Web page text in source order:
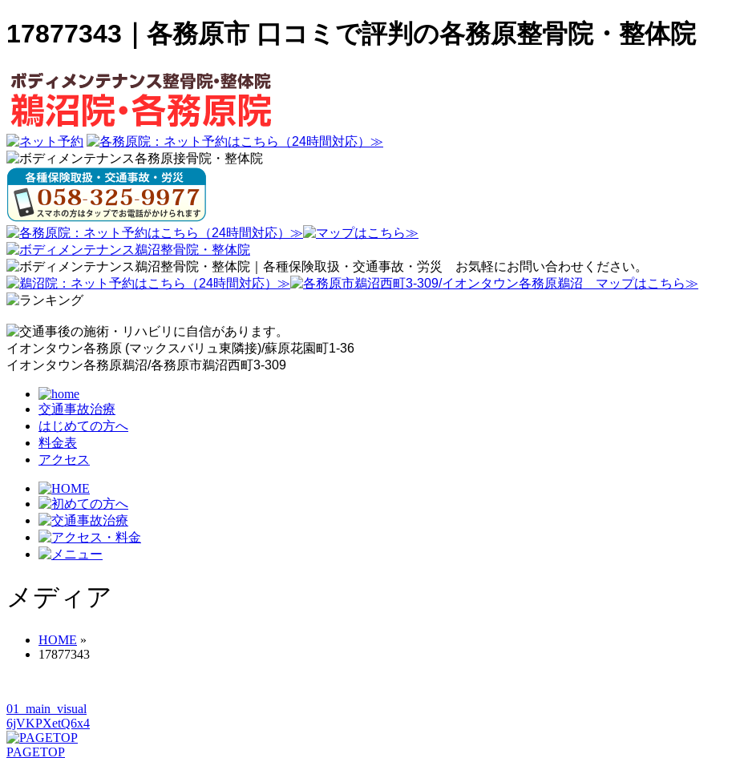
17877343｜各務原市 口コミで評判の各務原整骨院・整体院
イオンタウン各務原 (マックスバリュ東隣接)/蘇原花園町1-36
イオンタウン各務原鵜沼/各務原市鵜沼西町3-309
交通事故治療
はじめての方へ
料金表
アクセス
メディア
HOME »
17877343
01_main_visual
6jVKPXetQ6x4
PAGETOP